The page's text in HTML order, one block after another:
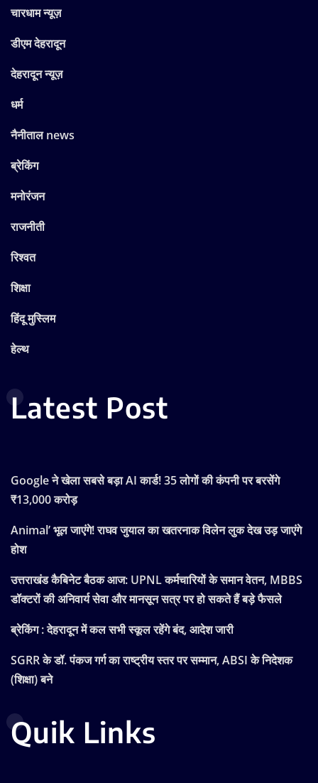
चारधाम न्यूज़
डीएम देहरादून
देहरादून न्यूज़
धर्म
नैनीताल news
ब्रेकिंग
मनोरंजन
राजनीती
रिश्वत
शिक्षा
हिंदू मुस्लिम
हेल्थ
Latest Post
Google ने खेला सबसे बड़ा AI कार्ड! 35 लोगों की कंपनी पर बरसेंगे
₹13,000 करोड़
Animal’ भूल जाएंगे! राघव जुयाल का खतरनाक विलेन लुक देख उड़ जाएंगे
होश
उत्तराखंड कैबिनेट बैठक आज: UPNL कर्मचारियों के समान वेतन, MBBS
डॉक्टरों की अनिवार्य सेवा और मानसून सत्र पर हो सकते हैं बड़े फैसले
ब्रेकिंग : देहरादून में कल सभी स्कूल रहेंगे बंद, आदेश जारी
SGRR के डॉ. पंकज गर्ग का राष्ट्रीय स्तर पर सम्मान, ABSI के निदेशक
(शिक्षा) बने
Quik Links